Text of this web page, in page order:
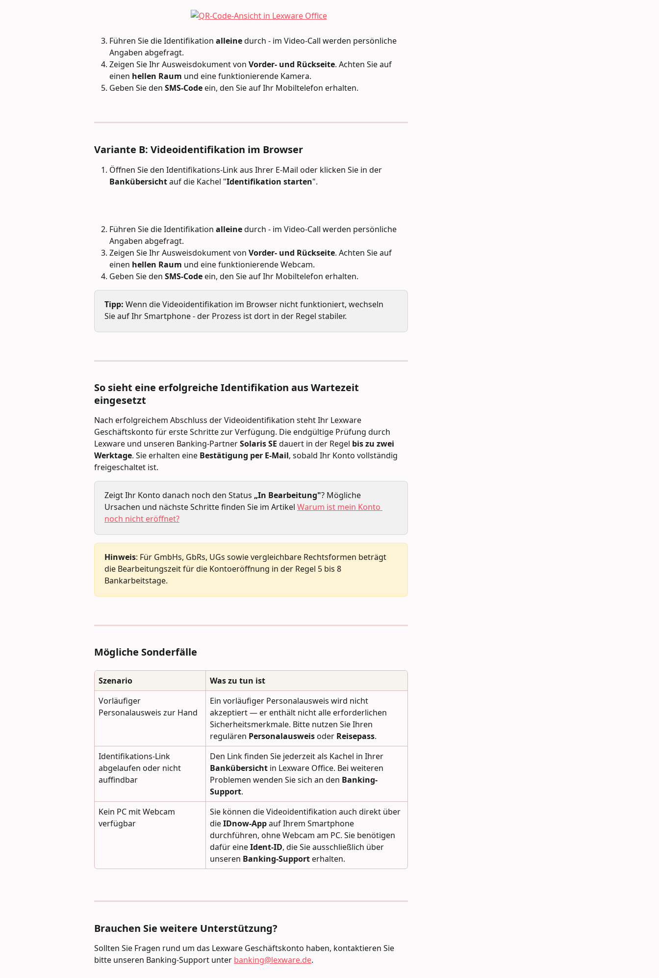
Führen Sie die Identifikation alleine durch - im Video-Call werden persönliche
Angaben abgefragt.
Zeigen Sie Ihr Ausweisdokument von Vorder- und Rückseite. Achten Sie auf
einen hellen Raum und eine funktionierende Kamera.
Geben Sie den SMS-Code ein, den Sie auf Ihr Mobiltelefon erhalten.
Variante B: Videoidentifikation im Browser
Öffnen Sie den Identifikations-Link aus Ihrer E-Mail oder klicken Sie in der
Bankübersicht auf die Kachel "Identifikation starten".
Führen Sie die Identifikation alleine durch - im Video-Call werden persönliche
Angaben abgefragt.
Zeigen Sie Ihr Ausweisdokument von Vorder- und Rückseite. Achten Sie auf
einen hellen Raum und eine funktionierende Webcam.
Geben Sie den SMS-Code ein, den Sie auf Ihr Mobiltelefon erhalten.
Tipp: Wenn die Videoidentifikation im Browser nicht funktioniert, wechseln
Sie auf Ihr Smartphone - der Prozess ist dort in der Regel stabiler.
So sieht eine erfolgreiche Identifikation aus Wartezeit
eingesetzt
Nach erfolgreichem Abschluss der Videoidentifikation steht Ihr Lexware
Geschäftskonto für erste Schritte zur Verfügung. Die endgültige Prüfung durch
Lexware und unseren Banking-Partner Solaris SE dauert in der Regel bis zu zwei
Werktage. Sie erhalten eine Bestätigung per E-Mail, sobald Ihr Konto vollständig
freigeschaltet ist.
Zeigt Ihr Konto danach noch den Status „In Bearbeitung"? Mögliche
Ursachen und nächste Schritte finden Sie im Artikel Warum ist mein Konto
noch nicht eröffnet?
Hinweis: Für GmbHs, GbRs, UGs sowie vergleichbare Rechtsformen beträgt
die Bearbeitungszeit für die Kontoeröffnung in der Regel 5 bis 8
Bankarbeitstage.
Mögliche Sonderfälle
Szenario
Was zu tun ist
Vorläufiger
Personalausweis zur Hand
Ein vorläufiger Personalausweis wird nicht
akzeptiert — er enthält nicht alle erforderlichen
Sicherheitsmerkmale. Bitte nutzen Sie Ihren
regulären Personalausweis oder Reisepass.
Identifikations-Link
abgelaufen oder nicht
auffindbar
Den Link finden Sie jederzeit als Kachel in Ihrer
Bankübersicht in Lexware Office. Bei weiteren
Problemen wenden Sie sich an den Banking-
Support.
Kein PC mit Webcam
verfügbar
Sie können die Videoidentifikation auch direkt über
die IDnow-App auf Ihrem Smartphone
durchführen, ohne Webcam am PC. Sie benötigen
dafür eine Ident-ID, die Sie ausschließlich über
unseren Banking-Support erhalten.
Brauchen Sie weitere Unterstützung?
Sollten Sie Fragen rund um das Lexware Geschäftskonto haben, kontaktieren Sie
bitte unseren Banking-Support unter banking@lexware.de.